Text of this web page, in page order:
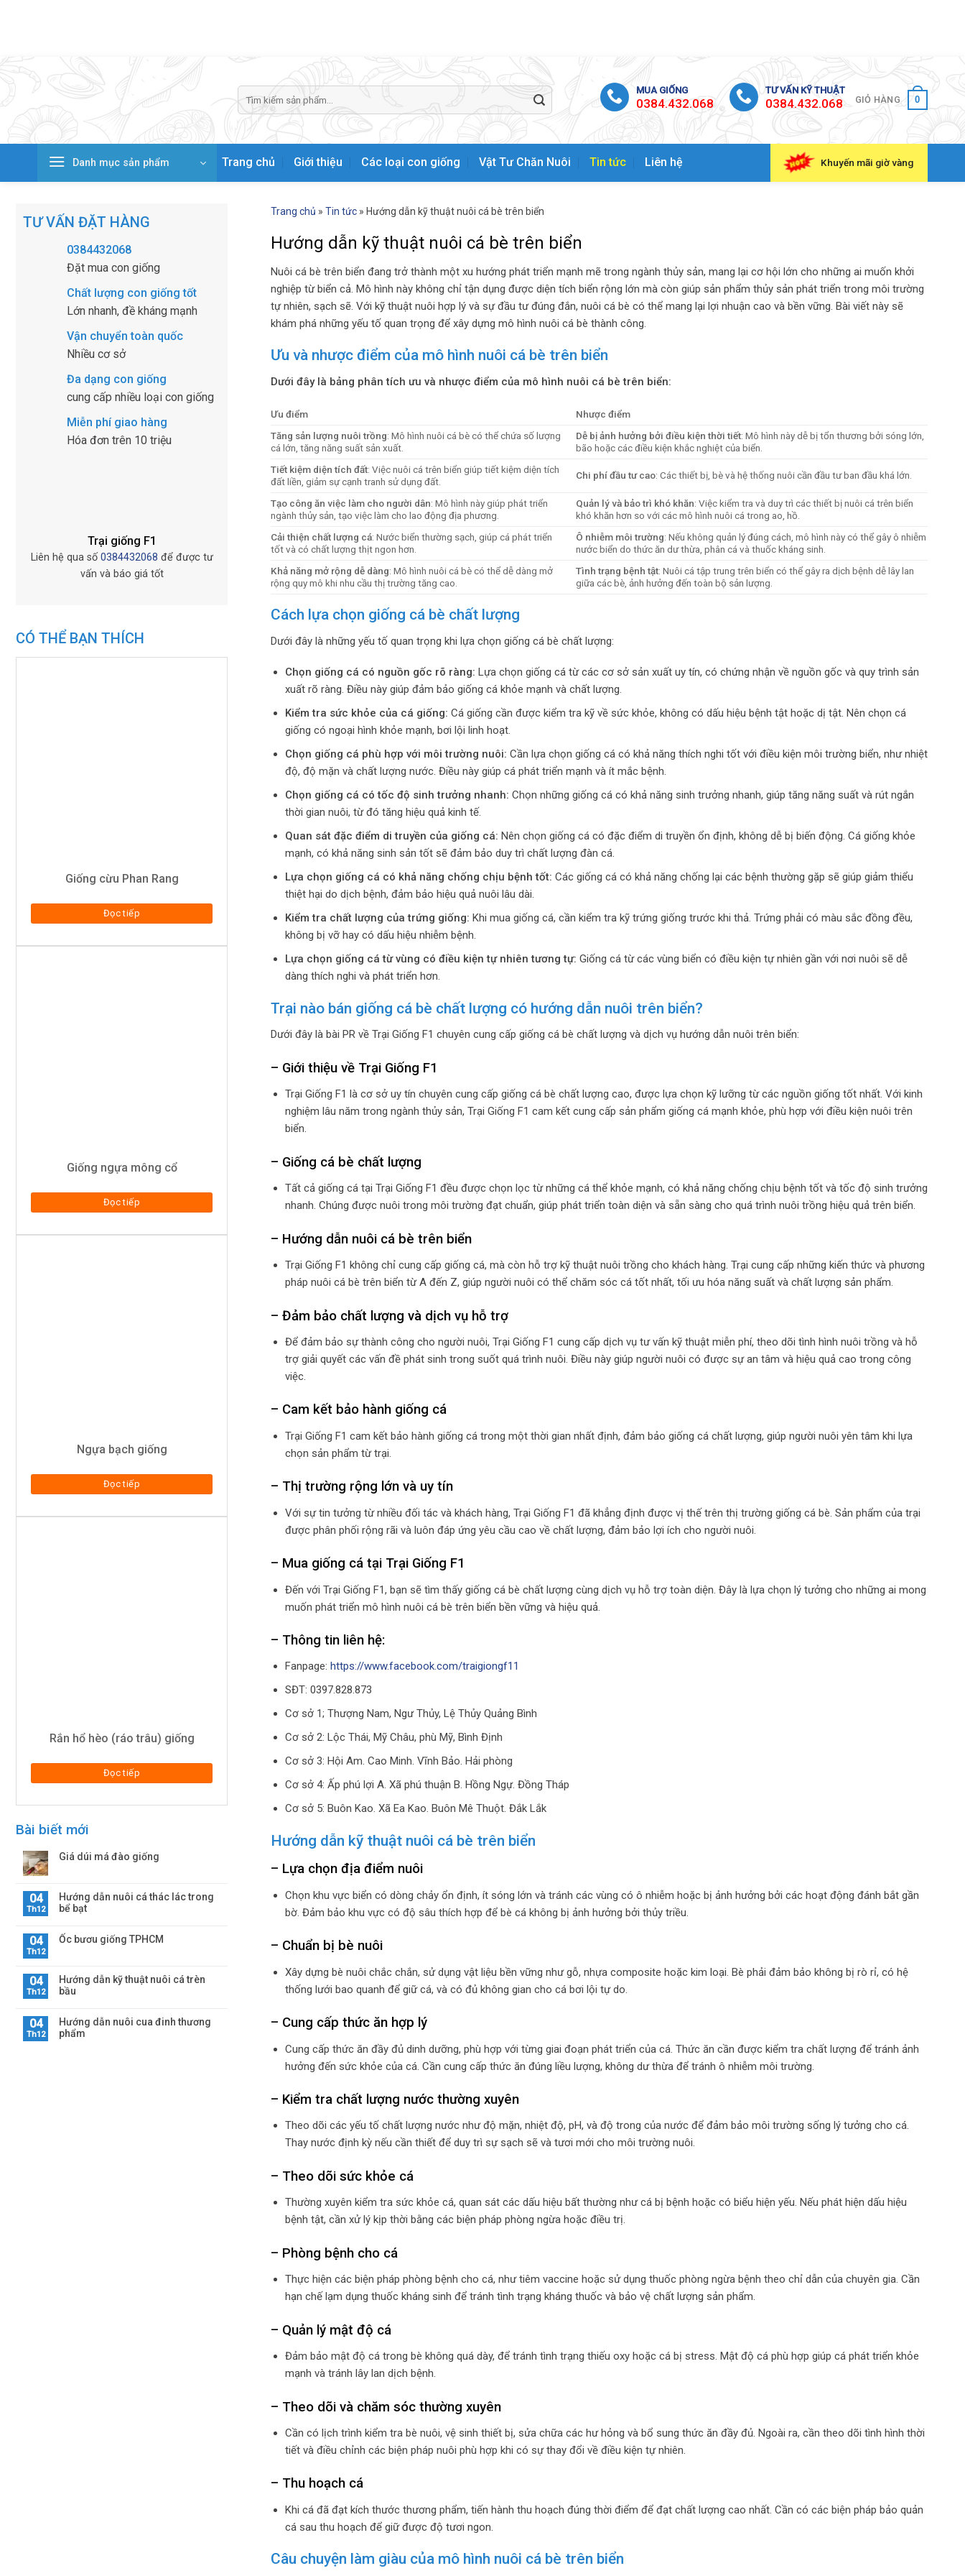
kiếm:
MUA GIỐNG
0384.432.068
TƯ VẤN KỸ THUẬT
0384.432.068 GIỎ HÀNG 0
Danh mục sản phẩm Trang chủ Giới thiệu Các loại con giống Vật Tư Chăn Nuôi Tin tức Liên hệ Khuyến mãi giờ vàng
TƯ VẤN ĐẶT HÀNG
0384432068
Đặt mua con giống
Chất lượng con giống tốt
Lớn nhanh, đề kháng mạnh
Vận chuyển toàn quốc
Nhiều cơ sở
Đa dạng con giống
cung cấp nhiều loại con giống
Miễn phí giao hàng
Hóa đơn trên 10 triệu
Trại giống F1
Liên hệ qua số 0384432068 để được tư
vấn và báo giá tốt
CÓ THỂ BẠN THÍCH
Giống cừu Phan Rang
Đọc tiếp
Giống ngựa mông cổ
Đọc tiếp
Ngựa bạch giống
Đọc tiếp
Rắn hổ hèo (ráo trâu) giống
Đọc tiếp
Bài biết mới
Giá dúi má đào giống
04
Th12
Hướng dẫn nuôi cá thác lác trong
bể bạt
04
Th12
Ốc bươu giống TPHCM
04
Th12
Hướng dẫn kỹ thuật nuôi cá trèn
bầu
04
Th12
Hướng dẫn nuôi cua đinh thương
phẩm
Trang chủ » Tin tức » Hướng dẫn kỹ thuật nuôi cá bè trên biển
Hướng dẫn kỹ thuật nuôi cá bè trên biển
Nuôi cá bè trên biển đang trở thành một xu hướng phát triển mạnh mẽ trong ngành thủy sản, mang lại cơ hội lớn cho những ai muốn khởi
nghiệp từ biển cả. Mô hình này không chỉ tận dụng được diện tích biển rộng lớn mà còn giúp sản phẩm thủy sản phát triển trong môi trường
tự nhiên, sạch sẽ. Với kỹ thuật nuôi hợp lý và sự đầu tư đúng đắn, nuôi cá bè có thể mang lại lợi nhuận cao và bền vững. Bài viết này sẽ
khám phá những yếu tố quan trọng để xây dựng mô hình nuôi cá bè thành công.
Ưu và nhược điểm của mô hình nuôi cá bè trên biển
Dưới đây là bảng phân tích ưu và nhược điểm của mô hình nuôi cá bè trên biển:
Ưu điểm
Nhược điểm
Tăng sản lượng nuôi trồng: Mô hình nuôi cá bè có thể chứa số lượng
cá lớn, tăng năng suất sản xuất.
Dễ bị ảnh hưởng bởi điều kiện thời tiết: Mô hình này dễ bị tổn thương bởi sóng lớn,
bão hoặc các điều kiện khắc nghiệt của biển.
Tiết kiệm diện tích đất: Việc nuôi cá trên biển giúp tiết kiệm diện tích
đất liền, giảm sự cạnh tranh sử dụng đất.
Chi phí đầu tư cao: Các thiết bị, bè và hệ thống nuôi cần đầu tư ban đầu khá lớn.
Tạo công ăn việc làm cho người dân: Mô hình này giúp phát triển
ngành thủy sản, tạo việc làm cho lao động địa phương.
Quản lý và bảo trì khó khăn: Việc kiểm tra và duy trì các thiết bị nuôi cá trên biển
khó khăn hơn so với các mô hình nuôi cá trong ao, hồ.
Cải thiện chất lượng cá: Nước biển thường sạch, giúp cá phát triển
tốt và có chất lượng thịt ngon hơn.
Ô nhiễm môi trường: Nếu không quản lý đúng cách, mô hình này có thể gây ô nhiễm
nước biển do thức ăn dư thừa, phân cá và thuốc kháng sinh.
Khả năng mở rộng dễ dàng: Mô hình nuôi cá bè có thể dễ dàng mở
rộng quy mô khi nhu cầu thị trường tăng cao.
Tình trạng bệnh tật: Nuôi cá tập trung trên biển có thể gây ra dịch bệnh dễ lây lan
giữa các bè, ảnh hưởng đến toàn bộ sản lượng.
Cách lựa chọn giống cá bè chất lượng
Dưới đây là những yếu tố quan trọng khi lựa chọn giống cá bè chất lượng:
Chọn giống cá có nguồn gốc rõ ràng: Lựa chọn giống cá từ các cơ sở sản xuất uy tín, có chứng nhận về nguồn gốc và quy trình sản
xuất rõ ràng. Điều này giúp đảm bảo giống cá khỏe mạnh và chất lượng.
Kiểm tra sức khỏe của cá giống: Cá giống cần được kiểm tra kỹ về sức khỏe, không có dấu hiệu bệnh tật hoặc dị tật. Nên chọn cá
giống có ngoại hình khỏe mạnh, bơi lội linh hoạt.
Chọn giống cá phù hợp với môi trường nuôi: Cần lựa chọn giống cá có khả năng thích nghi tốt với điều kiện môi trường biển, như nhiệt
độ, độ mặn và chất lượng nước. Điều này giúp cá phát triển mạnh và ít mắc bệnh.
Chọn giống cá có tốc độ sinh trưởng nhanh: Chọn những giống cá có khả năng sinh trưởng nhanh, giúp tăng năng suất và rút ngắn
thời gian nuôi, từ đó tăng hiệu quả kinh tế.
Quan sát đặc điểm di truyền của giống cá: Nên chọn giống cá có đặc điểm di truyền ổn định, không dễ bị biến động. Cá giống khỏe
mạnh, có khả năng sinh sản tốt sẽ đảm bảo duy trì chất lượng đàn cá.
Lựa chọn giống cá có khả năng chống chịu bệnh tốt: Các giống cá có khả năng chống lại các bệnh thường gặp sẽ giúp giảm thiểu
thiệt hại do dịch bệnh, đảm bảo hiệu quả nuôi lâu dài.
Kiểm tra chất lượng của trứng giống: Khi mua giống cá, cần kiểm tra kỹ trứng giống trước khi thả. Trứng phải có màu sắc đồng đều,
không bị vỡ hay có dấu hiệu nhiễm bệnh.
Lựa chọn giống cá từ vùng có điều kiện tự nhiên tương tự: Giống cá từ các vùng biển có điều kiện tự nhiên gần với nơi nuôi sẽ dễ
dàng thích nghi và phát triển hơn.
Trại nào bán giống cá bè chất lượng có hướng dẫn nuôi trên biển?
Dưới đây là bài PR về Trại Giống F1 chuyên cung cấp giống cá bè chất lượng và dịch vụ hướng dẫn nuôi trên biển:
– Giới thiệu về Trại Giống F1
Trại Giống F1 là cơ sở uy tín chuyên cung cấp giống cá bè chất lượng cao, được lựa chọn kỹ lưỡng từ các nguồn giống tốt nhất. Với kinh
nghiệm lâu năm trong ngành thủy sản, Trại Giống F1 cam kết cung cấp sản phẩm giống cá mạnh khỏe, phù hợp với điều kiện nuôi trên
biển.
– Giống cá bè chất lượng
Tất cả giống cá tại Trại Giống F1 đều được chọn lọc từ những cá thể khỏe mạnh, có khả năng chống chịu bệnh tốt và tốc độ sinh trưởng
nhanh. Chúng được nuôi trong môi trường đạt chuẩn, giúp phát triển toàn diện và sẵn sàng cho quá trình nuôi trồng hiệu quả trên biển.
– Hướng dẫn nuôi cá bè trên biển
Trại Giống F1 không chỉ cung cấp giống cá, mà còn hỗ trợ kỹ thuật nuôi trồng cho khách hàng. Trại cung cấp những kiến thức và phương
pháp nuôi cá bè trên biển từ A đến Z, giúp người nuôi có thể chăm sóc cá tốt nhất, tối ưu hóa năng suất và chất lượng sản phẩm.
– Đảm bảo chất lượng và dịch vụ hỗ trợ
Để đảm bảo sự thành công cho người nuôi, Trại Giống F1 cung cấp dịch vụ tư vấn kỹ thuật miễn phí, theo dõi tình hình nuôi trồng và hỗ
trợ giải quyết các vấn đề phát sinh trong suốt quá trình nuôi. Điều này giúp người nuôi có được sự an tâm và hiệu quả cao trong công
việc.
– Cam kết bảo hành giống cá
Trại Giống F1 cam kết bảo hành giống cá trong một thời gian nhất định, đảm bảo giống cá chất lượng, giúp người nuôi yên tâm khi lựa
chọn sản phẩm từ trại.
– Thị trường rộng lớn và uy tín
Với sự tin tưởng từ nhiều đối tác và khách hàng, Trại Giống F1 đã khẳng định được vị thế trên thị trường giống cá bè. Sản phẩm của trại
được phân phối rộng rãi và luôn đáp ứng yêu cầu cao về chất lượng, đảm bảo lợi ích cho người nuôi.
– Mua giống cá tại Trại Giống F1
Đến với Trại Giống F1, bạn sẽ tìm thấy giống cá bè chất lượng cùng dịch vụ hỗ trợ toàn diện. Đây là lựa chọn lý tưởng cho những ai mong
muốn phát triển mô hình nuôi cá bè trên biển bền vững và hiệu quả.
– Thông tin liên hệ:
Fanpage: https://www.facebook.com/traigiongf11
SĐT: 0397.828.873
Cơ sở 1; Thượng Nam, Ngư Thủy, Lệ Thủy Quảng Bình
Cơ sở 2: Lộc Thái, Mỹ Châu, phù Mỹ, Bình Định
Cơ sở 3: Hội Am. Cao Minh. Vĩnh Bảo. Hải phòng
Cơ sở 4: Ấp phú lợi A. Xã phú thuận B. Hồng Ngự. Đồng Tháp
Cơ sở 5: Buôn Kao. Xã Ea Kao. Buôn Mê Thuột. Đắk Lắk
Hướng dẫn kỹ thuật nuôi cá bè trên biển
– Lựa chọn địa điểm nuôi
Chọn khu vực biển có dòng chảy ổn định, ít sóng lớn và tránh các vùng có ô nhiễm hoặc bị ảnh hưởng bởi các hoạt động đánh bắt gần
bờ. Đảm bảo khu vực có độ sâu thích hợp để bè cá không bị ảnh hưởng bởi thủy triều.
– Chuẩn bị bè nuôi
Xây dựng bè nuôi chắc chắn, sử dụng vật liệu bền vững như gỗ, nhựa composite hoặc kim loại. Bè phải đảm bảo không bị rò rỉ, có hệ
thống lưới bao quanh để giữ cá, và có đủ không gian cho cá bơi lội tự do.
– Cung cấp thức ăn hợp lý
Cung cấp thức ăn đầy đủ dinh dưỡng, phù hợp với từng giai đoạn phát triển của cá. Thức ăn cần được kiểm tra chất lượng để tránh ảnh
hưởng đến sức khỏe của cá. Cần cung cấp thức ăn đúng liều lượng, không dư thừa để tránh ô nhiễm môi trường.
– Kiểm tra chất lượng nước thường xuyên
Theo dõi các yếu tố chất lượng nước như độ mặn, nhiệt độ, pH, và độ trong của nước để đảm bảo môi trường sống lý tưởng cho cá.
Thay nước định kỳ nếu cần thiết để duy trì sự sạch sẽ và tươi mới cho môi trường nuôi.
– Theo dõi sức khỏe cá
Thường xuyên kiểm tra sức khỏe cá, quan sát các dấu hiệu bất thường như cá bị bệnh hoặc có biểu hiện yếu. Nếu phát hiện dấu hiệu
bệnh tật, cần xử lý kịp thời bằng các biện pháp phòng ngừa hoặc điều trị.
– Phòng bệnh cho cá
Thực hiện các biện pháp phòng bệnh cho cá, như tiêm vaccine hoặc sử dụng thuốc phòng ngừa bệnh theo chỉ dẫn của chuyên gia. Cần
hạn chế lạm dụng thuốc kháng sinh để tránh tình trạng kháng thuốc và bảo vệ chất lượng sản phẩm.
– Quản lý mật độ cá
Đảm bảo mật độ cá trong bè không quá dày, để tránh tình trạng thiếu oxy hoặc cá bị stress. Mật độ cá phù hợp giúp cá phát triển khỏe
mạnh và tránh lây lan dịch bệnh.
– Theo dõi và chăm sóc thường xuyên
Cần có lịch trình kiểm tra bè nuôi, vệ sinh thiết bị, sửa chữa các hư hỏng và bổ sung thức ăn đầy đủ. Ngoài ra, cần theo dõi tình hình thời
tiết và điều chỉnh các biện pháp nuôi phù hợp khi có sự thay đổi về điều kiện tự nhiên.
– Thu hoạch cá
Khi cá đã đạt kích thước thương phẩm, tiến hành thu hoạch đúng thời điểm để đạt chất lượng cao nhất. Cần có các biện pháp bảo quản
cá sau thu hoạch để giữ được độ tươi ngon.
Câu chuyện làm giàu của mô hình nuôi cá bè trên biển